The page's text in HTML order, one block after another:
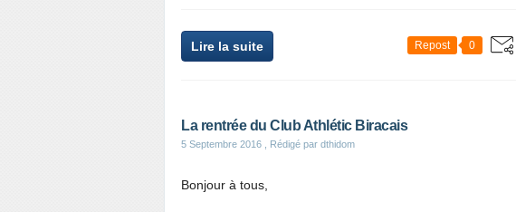
Lire la suite Repost 0
La rentrée du Club Athlétic Biracais
5 Septembre 2016 , Rédigé par dthidom
Bonjour à tous,